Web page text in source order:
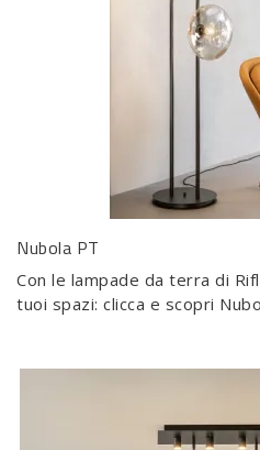
Nubola PT
Con le lampade da terra di
tuoi spazi: clicca e scopri